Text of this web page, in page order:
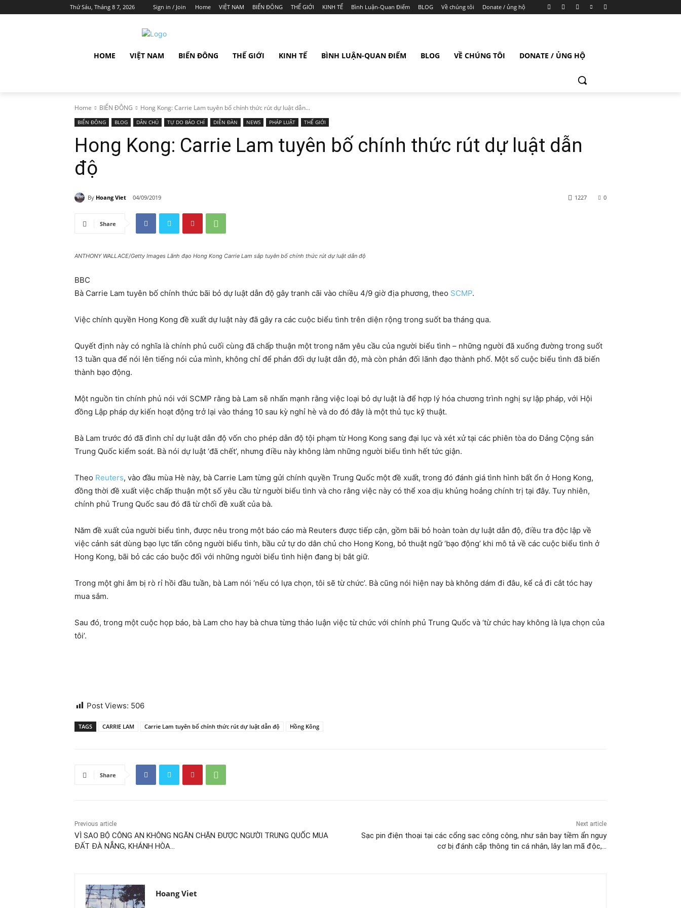
Thứ Sáu, Tháng 8 7, 2026 Sign in / Join Home VIỆT NAM BIỂN ĐÔNG THẾ GIỚI KINH TẾ Bình Luận-Quan Điểm BLOG Về chúng tôi Donate / ủng hộ
HOME VIỆT NAM BIỂN ĐÔNG THẾ GIỚI KINH TẾ BÌNH LUẬN-QUAN ĐIỂM BLOG VỀ CHÚNG TÔI DONATE / ỦNG HỘ
Home BIỂN ĐÔNG Hong Kong: Carrie Lam tuyên bố chính thức rút dự luật dẫn...
BIỂN ĐÔNG BLOG DÂN CHỦ TỰ DO BÁO CHÍ DIỄN ĐÀN NEWS PHÁP LUẬT THẾ GIỚI
Hong Kong: Carrie Lam tuyên bố chính thức rút dự luật dẫn
độ
By Hoang Viet 04/09/2019 0
1227
Share
ANTHONY WALLACE/Getty Images Lãnh đạo Hong Kong Carrie Lam sắp tuyên bố chính thức rút dự luật dẫn độ
BBC
Bà Carrie Lam tuyên bố chính thức bãi bỏ dự luật dẫn độ gây tranh cãi vào chiều 4/9 giờ địa phương, theo SCMP.
Việc chính quyền Hong Kong đề xuất dự luật này đã gây ra các cuộc biểu tình trên diện rộng trong suốt ba tháng qua.
Quyết định này có nghĩa là chính phủ cuối cùng đã chấp thuận một trong năm yêu cầu của người biểu tình – những người đã xuống đường trong suốt
13 tuần qua để nói lên tiếng nói của mình, không chỉ để phản đối dự luật dẫn độ, mà còn phản đối lãnh đạo thành phố. Một số cuộc biểu tình đã biến
thành bạo động.
Một nguồn tin chính phủ nói với SCMP rằng bà Lam sẽ nhấn mạnh rằng việc loại bỏ dự luật là để hợp lý hóa chương trình nghị sự lập pháp, với Hội
đồng Lập pháp dự kiến hoạt động trở lại vào tháng 10 sau kỳ nghỉ hè và do đó đây là một thủ tục kỹ thuật.
Bà Lam trước đó đã đình chỉ dự luật dẫn độ vốn cho phép dẫn độ tội phạm từ Hong Kong sang đại lục và xét xử tại các phiên tòa do Đảng Cộng sản
Trung Quốc kiểm soát. Bà nói dự luật ‘đã chết’, nhưng điều này không làm những người biểu tình hết tức giận.
Theo Reuters, vào đầu mùa Hè này, bà Carrie Lam từng gửi chính quyền Trung Quốc một đề xuất, trong đó đánh giá tình hình bất ổn ở Hong Kong,
đồng thời đề xuất việc chấp thuận một số yêu cầu từ người biểu tình và cho rằng việc này có thể xoa dịu khủng hoảng chính trị tại đây. Tuy nhiên,
chính phủ Trung Quốc sau đó đã từ chối đề xuất của bà.
Năm đề xuất của người biểu tình, được nêu trong một báo cáo mà Reuters được tiếp cận, gồm bãi bỏ hoàn toàn dự luật dẫn độ, điều tra độc lập về
việc cảnh sát dùng bạo lực tấn công người biểu tình, bầu cử tự do dân chủ cho Hong Kong, bỏ thuật ngữ ‘bạo động’ khi mô tả về các cuộc biểu tình ở
Hong Kong, bãi bỏ các cáo buộc đối với những người biểu tình hiện đang bị bắt giữ.
Trong một ghi âm bị rò rỉ hồi đầu tuần, bà Lam nói ‘nếu có lựa chọn, tôi sẽ từ chức’. Bà cũng nói hiện nay bà không dám đi đâu, kể cả đi cắt tóc hay
mua sắm.
Sau đó, trong một cuộc họp báo, bà Lam cho hay bà chưa từng thảo luận việc từ chức với chính phủ Trung Quốc và ‘từ chức hay không là lựa chọn của
tôi’.
Post Views: 506
TAGS CARRIE LAM Carrie Lam tuyên bố chính thức rút dự luật dẫn độ Hồng Kông
Share
Previous article
VÌ SAO BỘ CÔNG AN KHÔNG NGĂN CHẶN ĐƯỢC NGƯỜI TRUNG QUỐC MUA
ĐẤT ĐÀ NẴNG, KHÁNH HÒA…
Next article
Sạc pin điện thoại tại các cổng sạc công cộng, như sân bay tiềm ẩn nguy
cơ bị đánh cắp thông tin cá nhân, lây lan mã độc,…
Hoang Viet